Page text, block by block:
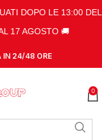
DOPO LE 13:00 DEL
17 AGOSTO 🚚
IN 24/48 ORE
0